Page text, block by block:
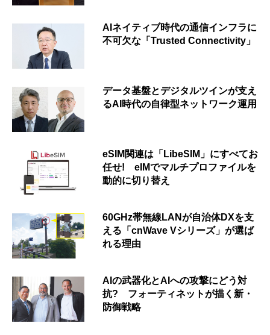
AIネイティブ時代の通信インフラに
不可欠な「Trusted Connectivity」
データ基盤とデジタルツインが支え
るAI時代の自律型ネットワーク運用
eSIM関連は「LibeSIM」にすべてお
任せ! eIMでマルチプロファイルを
動的に切り替え
60GHz帯無線LANが自治体DXを支
える「cnWave Vシリーズ」が選ば
れる理由
AIの武器化とAIへの攻撃にどう対
抗? フォーティネットが描く新・
防御戦略